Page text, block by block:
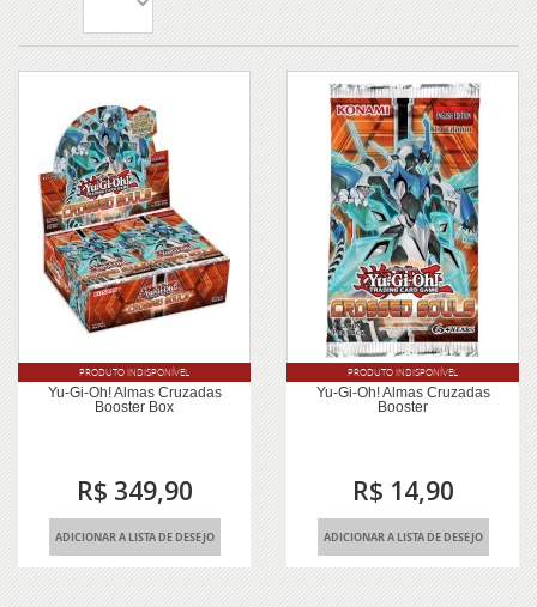
Yu-Gi-Oh! Almas Cruzadas
Booster Box
R$ 349,90
PRODUTO INDISPONÍVEL
ADICIONAR A LISTA DE DESEJO
Yu-Gi-Oh! Almas Cruzadas
Booster
R$ 14,90
PRODUTO INDISPONÍVEL
ADICIONAR A LISTA DE DESEJO